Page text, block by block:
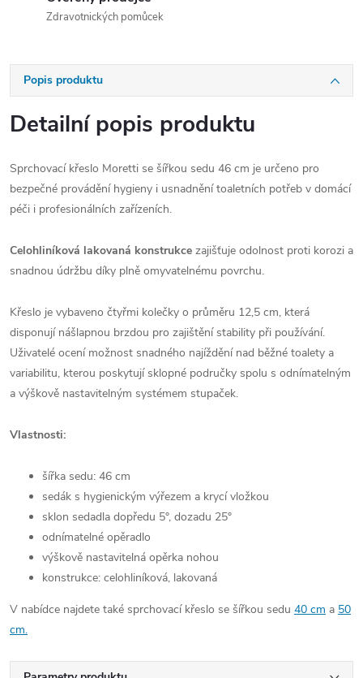
Zdravotnických pomůcek
Popis produktu
Detailní popis produktu
Sprchovací křeslo Moretti se šířkou sedu 46 cm je určeno pro
bezpečné provádění hygieny i usnadnění toaletních potřeb v domácí
péči i profesionálních zařízeních.
Celohliníková lakovaná konstrukce zajišťuje odolnost proti korozi a
snadnou údržbu díky plně omyvatelnému povrchu.
Křeslo je vybaveno čtyřmi kolečky o průměru 12,5 cm, která
disponují nášlapnou brzdou pro zajištění stability při používání.
Uživatelé ocení možnost snadného najíždění nad běžné toalety a
variabilitu, kterou poskytují sklopné područky spolu s odnímatelným
a výškově nastavitelným systémem stupaček.
Vlastnosti:
šířka sedu: 46 cm
sedák s hygienickým výřezem a krycí vložkou
sklon sedadla dopředu 5°, dozadu 25°
odnímatelné opěradlo
výškově nastavitelná opěrka nohou
konstrukce: celohliníková, lakovaná
V nabídce najdete také sprchovací křeslo se šířkou sedu 40 cm a 50
cm.